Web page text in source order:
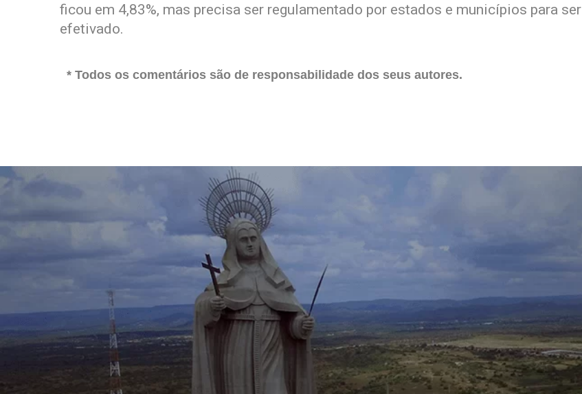
ficou em 4,83%, mas precisa ser regulamentado por estados e municípios para ser
efetivado.
* Todos os comentários são de responsabilidade dos seus autores.